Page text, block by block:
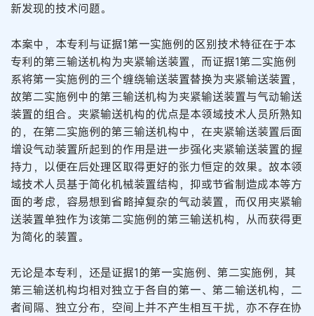
新发现的技术问题。
本案中，本专利与证据1第一实施例的区别技术特征在于本
专利的第三输送机构为夹紧输送装置，而证据1第二实施例
系将第一实施例的三个缠绕输送装置替换为夹紧输送装置，
故第二实施例中的第三输送机构为夹紧输送装置与气动输送
装置的组合。夹紧输送机构的优点是本领域技术人员所熟知
的，在第二实施例的第三输送机构中，在夹紧输送装置后面
增设气动装置所起到的作用是进一步强化夹紧输送装置的握
持力，以便在后处理区取得更好的张力恒定的效果。故本领
域技术人员基于简化机械装置结构，抑或节省制造成本等方
面的考虑，容易想到省略掉复杂的气动装置，而仅用夹紧输
送装置单独作为该第二实施例的第三输送机构，从而获得更
为简化的装置。
无论是本专利，还是证据1的第一实施例、第二实施例，其
第三输送机构均相对独立于各自的第一、第二输送机构，二
者间隔、独立分布，空间上并不产生相互干扰，亦不存在协